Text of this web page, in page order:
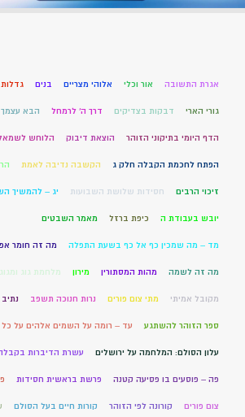
אגרת התשובה אור וכלי אלוהי מצריים בנים
גורי הארי דבקות בצדיקים דרך ה' לרמחל הבא עצמך
הדף היומי בתיקוני הזוהר הוצאת דיבוק הלוחש
הפתח לחכמת הקבלה חלק ג הקשבה נדיבה לאמת
זיכוי הרבים חסידות שלושת השבועות יג – להמשיך
יובש בעבודת ה כיפת ברזל מאמר השבטים
מד – מה שמכין כף אל כף בשעת התפלה מה זה חומר
מה זה לשמה מהות המסתורין מירון מלחמת גוג
מקובל אמיתי מתי צום פורים נרות חנוכה תשפב
ספר הזוהר להשתגע עד – רומה על השמים אלהים על
עלון הסולם: המלחמה על ירושלים עשרת הדיברות
פה – פוסעים בו פסיעה קטנה פרשת בראשית חסידות
צום פורים קורונה לפי הזוהר קורות חיים בעל הסולם